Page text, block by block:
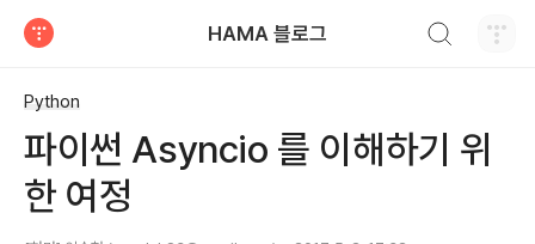
HAMA 블로그
Python
파이썬 Asyncio 를 이해하기 위
한 여정